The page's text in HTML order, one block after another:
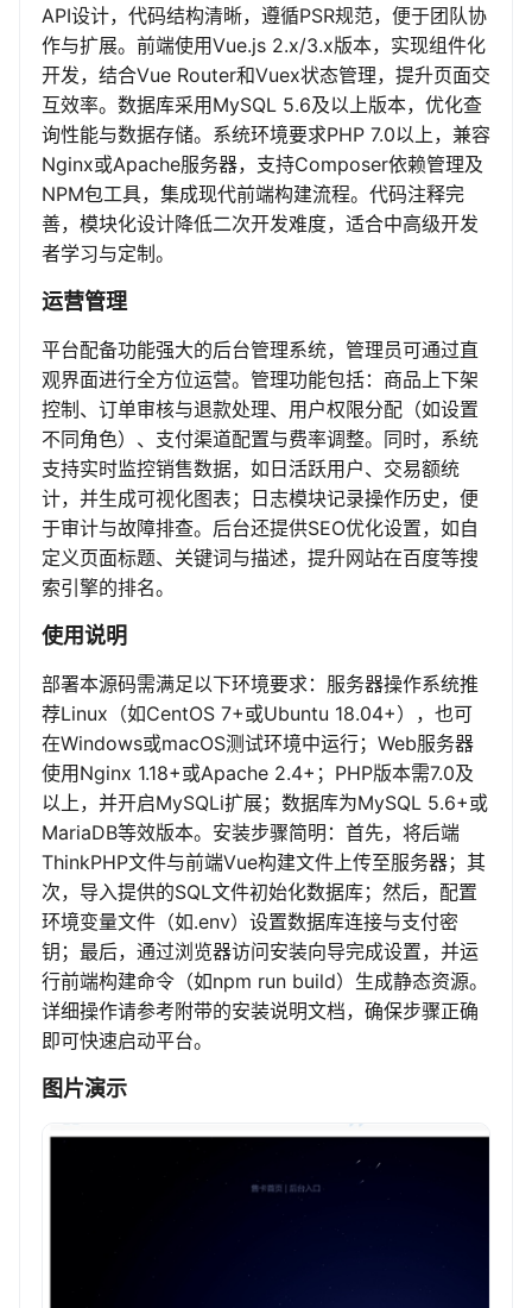
API设计，代码结构清晰，遵循PSR规范，便于团队协
作与扩展。前端使用Vue.js 2.x/3.x版本，实现组件化
开发，结合Vue Router和Vuex状态管理，提升页面交
互效率。数据库采用MySQL 5.6及以上版本，优化查
询性能与数据存储。系统环境要求PHP 7.0以上，兼容
Nginx或Apache服务器，支持Composer依赖管理及
NPM包工具，集成现代前端构建流程。代码注释完
善，模块化设计降低二次开发难度，适合中高级开发
者学习与定制。
运营管理
平台配备功能强大的后台管理系统，管理员可通过直
观界面进行全方位运营。管理功能包括：商品上下架
控制、订单审核与退款处理、用户权限分配（如设置
不同角色）、支付渠道配置与费率调整。同时，系统
支持实时监控销售数据，如日活跃用户、交易额统
计，并生成可视化图表；日志模块记录操作历史，便
于审计与故障排查。后台还提供SEO优化设置，如自
定义页面标题、关键词与描述，提升网站在百度等搜
索引擎的排名。
使用说明
部署本源码需满足以下环境要求：服务器操作系统推
荐Linux（如CentOS 7+或Ubuntu 18.04+），也可
在Windows或macOS测试环境中运行；Web服务器
使用Nginx 1.18+或Apache 2.4+；PHP版本需7.0及
以上，并开启MySQLi扩展；数据库为MySQL 5.6+或
MariaDB等效版本。安装步骤简明：首先，将后端
ThinkPHP文件与前端Vue构建文件上传至服务器；其
次，导入提供的SQL文件初始化数据库；然后，配置
环境变量文件（如.env）设置数据库连接与支付密
钥；最后，通过浏览器访问安装向导完成设置，并运
行前端构建命令（如npm run build）生成静态资源。
详细操作请参考附带的安装说明文档，确保步骤正确
即可快速启动平台。
图片演示